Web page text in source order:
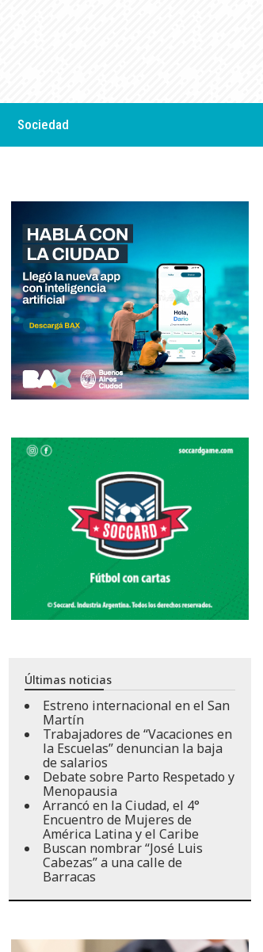
Sociedad
Últimas noticias
Estreno internacional en el San
Martín
Trabajadores de “Vacaciones en
la Escuelas” denuncian la baja
de salarios
Debate sobre Parto Respetado y
Menopausia
Arrancó en la Ciudad, el 4°
Encuentro de Mujeres de
América Latina y el Caribe
Buscan nombrar “José Luis
Cabezas” a una calle de
Barracas